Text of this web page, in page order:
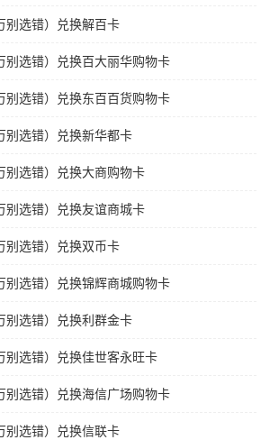
别选错）兑换解百卡
别选错）兑换百大丽华购物卡
别选错）兑换东百百货购物卡
别选错）兑换新华都卡
别选错）兑换大商购物卡
别选错）兑换友谊商城卡
别选错）兑换双币卡
别选错）兑换锦辉商城购物卡
别选错）兑换利群金卡
别选错）兑换佳世客永旺卡
别选错）兑换海信广场购物卡
别选错）兑换信联卡